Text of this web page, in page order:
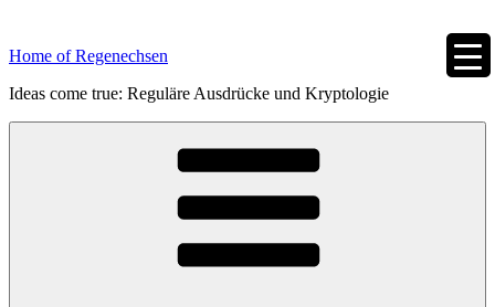
springen
Home of Regenechsen
Ideas come true: Reguläre Ausdrücke und Kryptologie